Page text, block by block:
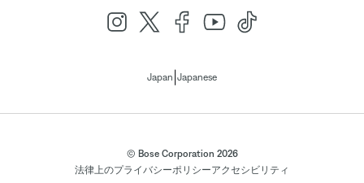
Japan Japanese
© Bose Corporation 2026
法律上のプライバシーポリシーアクセシビリティ